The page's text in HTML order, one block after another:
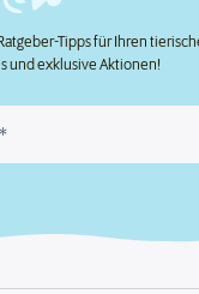
Tipps für Ihren
und exklusive Aktionen!